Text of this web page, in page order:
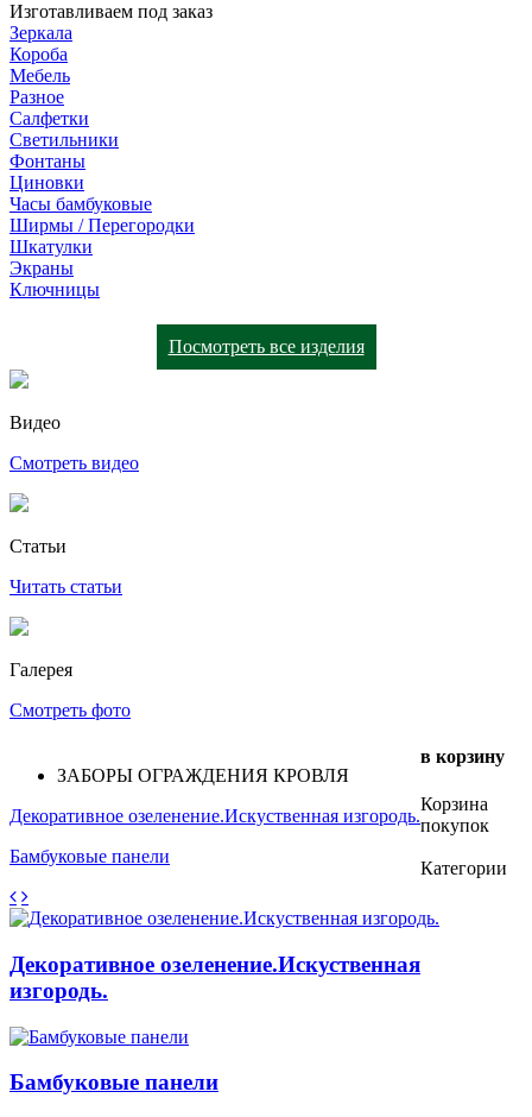
Изготавливаем под заказ
Зеркала
Короба
Мебель
Разное
Салфетки
Светильники
Фонтаны
Циновки
Часы бамбуковые
Ширмы / Перегородки
Шкатулки
Экраны
Ключницы
Посмотреть все изделия
Видео
Смотреть видео
Статьи
Читать статьи
Галерея
Смотреть фото
ЗАБОРЫ ОГРАЖДЕНИЯ КРОВЛЯ
Декоративное озеленение.Искуственная изгородь.
Бамбуковые панели
Декоративное озеленение.Искуственная
изгородь.
Бамбуковые панели
в корзину
Корзина
покупок
Категории